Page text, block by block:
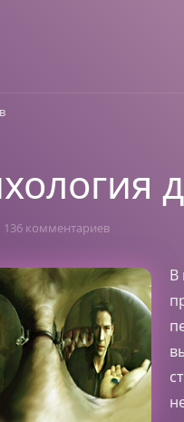
136 комментариев
В